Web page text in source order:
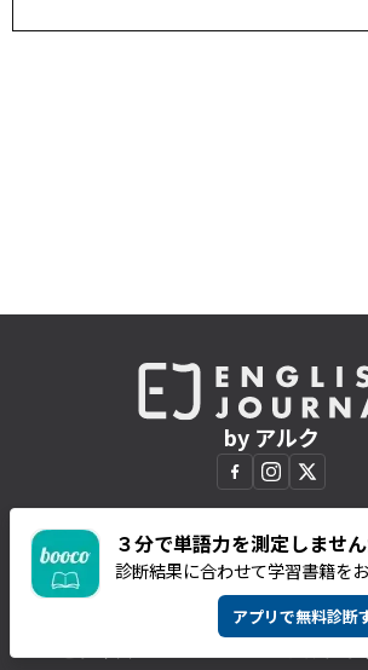
３分で単語力を測定しませ
診断結果に合わせて学習書籍を
アプリで無料診断
by アルク
CATEGORIES
英語学習
SERIES &
連載一覧
EJ新書